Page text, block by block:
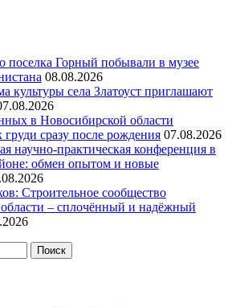
поселка Горный побывали в музее
08.08.2026
культуры села Златоуст приглашают
в Новосибирской области
сразу после рождения 07.08.2026
научно‑практическая конференция в
обмен опытом и новые
Строительное сообщество
– сплочённый и надёжный